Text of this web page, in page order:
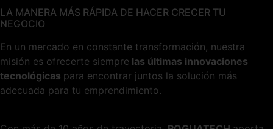
LA MANERA MÁS RÁPIDA DE HACER CRECER TU
NEGOCIO
En un mercado en constante transformación, nuestra
misión es ofrecerte siempre las últimas innovaciones
tecnológicas para encontrar juntos la solución más
adecuada para tu emprendimiento.